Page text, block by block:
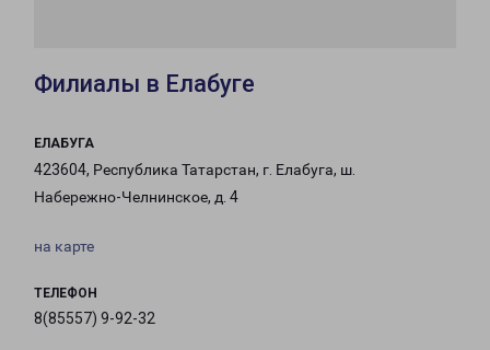
Филиалы в Елабуге
ЕЛАБУГА
423604, Республика Татарстан, г. Елабуга, ш.
Набережно-Челнинское, д. 4
на карте
ТЕЛЕФОН
8(85557) 9-92-32